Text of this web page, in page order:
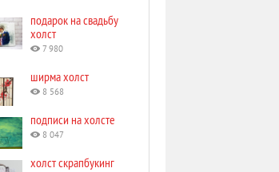
подарок на свадьбу
холст
7 980
ширма холст
8 568
подписи на холсте
8 047
холст скрапбукинг